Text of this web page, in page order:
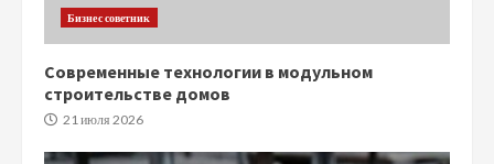
Бизнес советник
Современные технологии в модульном
строительстве домов
21 июля 2026